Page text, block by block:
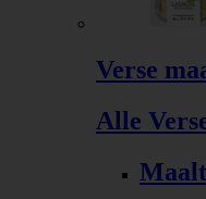
Verse
Alle